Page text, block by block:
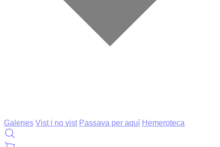
Galeries Vist i no vist Passava per aquí Hemeroteca